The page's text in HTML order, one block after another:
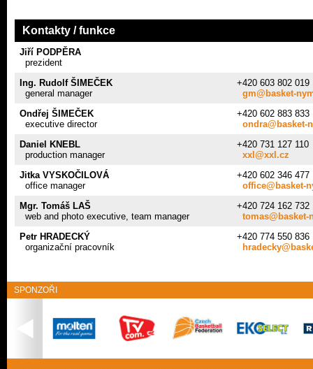
Kontakty / funkce
Jiří PODPĚRA
prezident
Ing. Rudolf ŠIMEČEK
general manager
+420 603 802 019
gm@basket-
Ondřej ŠIMEČEK
executive director
+420 602 883 833
ondra@basket-
Daniel KNEBL
production manager
+420 731 127 110
xxl@xxl.cz
Jitka VYSKOČILOVÁ
office manager
+420 602 346 477
office@basket-
Mgr. Tomáš LAŠ
web and photo executive, team manager
+420 724 162 732
tomas@basket-
Petr HRADECKÝ
organizační pracovník
+420 774 550 836
SPONZOŘI